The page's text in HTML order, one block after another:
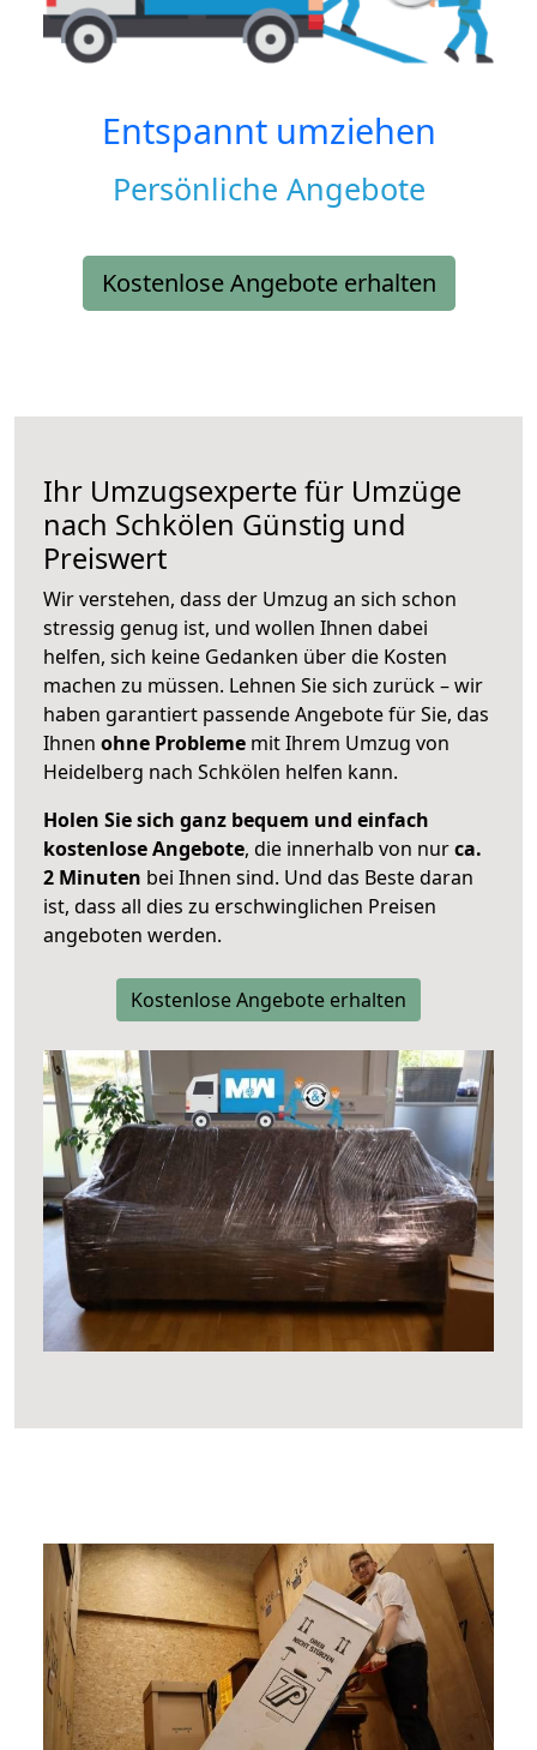
Entspannt umziehen
Persönliche Angebote
Kostenlose Angebote erhalten
Ihr Umzugsexperte für Umzüge
nach Schkölen Günstig und
Preiswert
Wir verstehen, dass der Umzug an sich schon
stressig genug ist, und wollen Ihnen dabei
helfen, sich keine Gedanken über die Kosten
machen zu müssen. Lehnen Sie sich zurück – wir
haben garantiert passende Angebote für Sie, das
Ihnen ohne Probleme mit Ihrem Umzug von
Heidelberg nach Schkölen helfen kann.
Holen Sie sich ganz bequem und einfach
kostenlose Angebote, die innerhalb von nurca.
2 Minuten bei Ihnen sind. Und das Beste daran
ist, dass all dies zu erschwinglichen Preisen
angeboten werden.
Kostenlose Angebote erhalten